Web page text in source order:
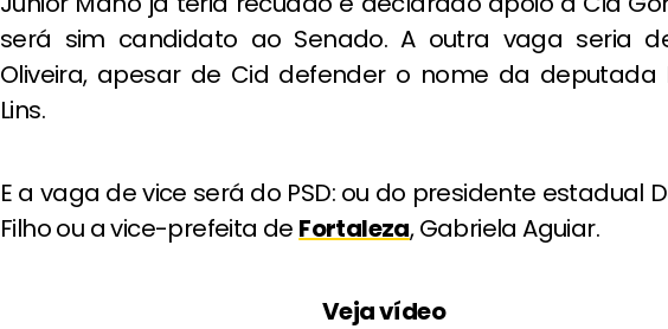
será sim candidato ao Senado. A outra vaga seria
Oliveira, apesar de Cid defender o nome da deputada
Lins.
E a vaga de vice será do PSD: ou do presidente estadual
Filho ou a vice-prefeita de Fortaleza, Gabriela Aguiar.
Veja vídeo